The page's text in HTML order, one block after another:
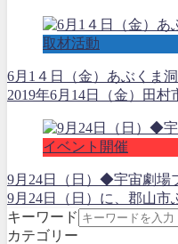
取材活動
6月1４日（金）あぶくま
2019年6月14日（金）田
イベント開催
9月24日（日）◆宇宙劇場
9月24日（日）に、郡山
キーワード
カテゴリー